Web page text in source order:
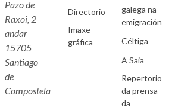
Pazo de
Raxoi, 2
andar
15705
Santiago
de
Compostela
Directorio
Imaxe
gráfica
galega na
emigración
Céltiga
A Saia
Repertorio
da prensa
da